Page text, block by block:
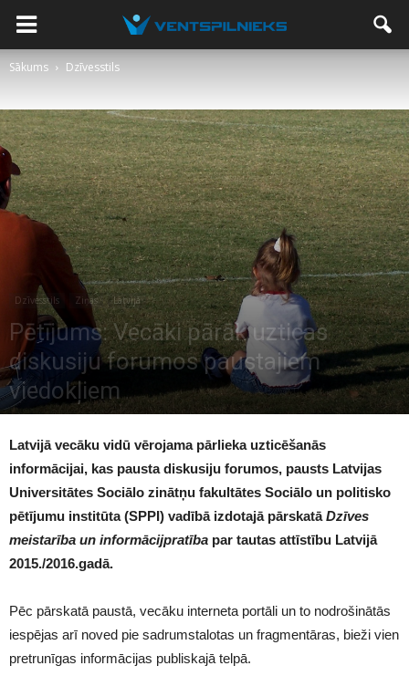
Sākums Dzīvesstils
Dzīvesstils Ziņas Latvijā
Pētījums: Vecāki pārāk uzticas
diskusiju forumos paustajiem
viedokļiem
1519
Latvijā vecāku vidū vērojama pārlieka uzticēšanās
informācijai, kas pausta diskusiju forumos, pausts Latvijas
Universitātes Sociālo zinātņu fakultātes Sociālo un politisko
pētījumu institūta (SPPI) vadībā izdotajā pārskatāDzīves
meistarība un informācijpratība par tautas attīstību Latvijā
2015./2016.gadā.
Pēc pārskatā paustā, vecāku interneta portāli un to nodrošinātās
iespējas arī noved pie sadrumstalotas un fragmentāras, bieži vien
pretrunīgas informācijas publiskajā telpā.